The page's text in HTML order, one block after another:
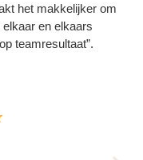
het makkelijker om
en elkaars
teamresultaat”.